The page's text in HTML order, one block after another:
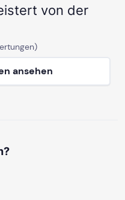
von der
ansehen